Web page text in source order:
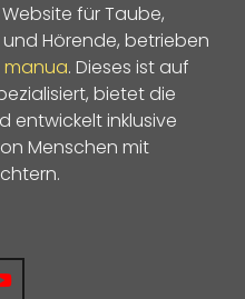
für Taube,
Hörende, betrieben
manua. Dieses ist auf
bietet die
entwickelt inklusive
Menschen mit